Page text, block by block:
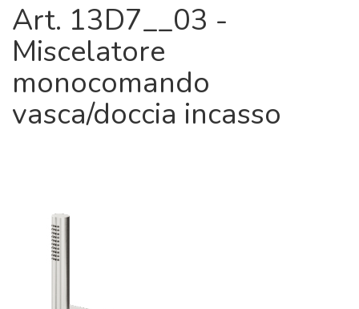
Art. 13D7__03 -
Miscelatore
monocomando
vasca/doccia incasso